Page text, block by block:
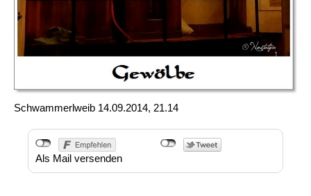
Schwammerlweib 14.09.2014, 21.14
Als Mail versenden